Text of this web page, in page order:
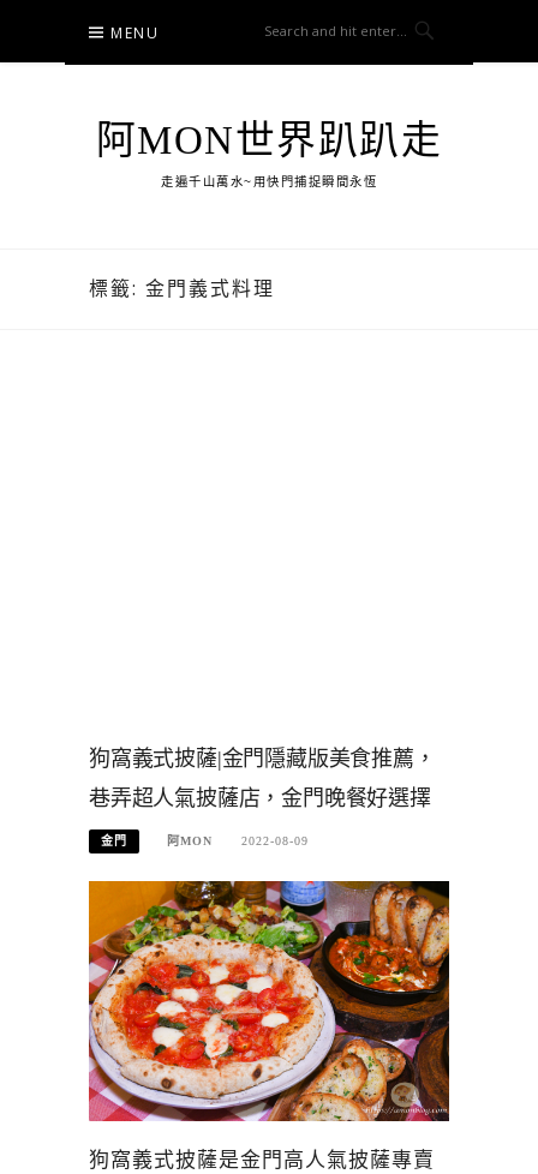
content
MENU
阿MON世界趴趴走
走遍千山萬水~用快門捕捉瞬間永恆
標籤: 金門義式料理
狗窩義式披薩|金門隱藏版美食推薦，
巷弄超人氣披薩店，金門晚餐好選擇
金門 阿MON 2022-08-09
狗窩義式披薩是金門高人氣披薩專賣